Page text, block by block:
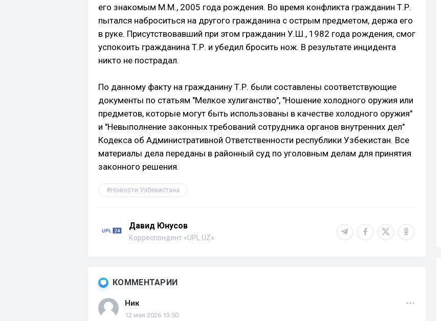
его знакомым М.М., 2005 года рождения. Во время конфликта гражданин Т.Р.
пытался наброситься на другого гражданина с острым предметом, держа его
в руке. Присутствовавший при этом гражданин У.Ш., 1982 года рождения, смог
успокоить гражданина Т.Р. и убедил бросить нож. В результате инцидента
никто не пострадал.
По данному факту на гражданину Т.Р. были составлены соответствующие
документы по статьям "Мелкое хулиганство", "Ношение холодного оружия или
предметов, которые могут быть использованы в качестве холодного оружия"
и "Невыполнение законных требований сотрудника органов внутренних дел"
Кодекса об Административной Ответственности республики Узбекистан. Все
материалы дела переданы в районный суд по уголовным делам для принятия
законного решения.
Новости Узбекистана
Давид Юнусов
Корреспондент «UPL.UZ»
КОММЕНТАРИИ
Ник
12 мая 2026 13:50